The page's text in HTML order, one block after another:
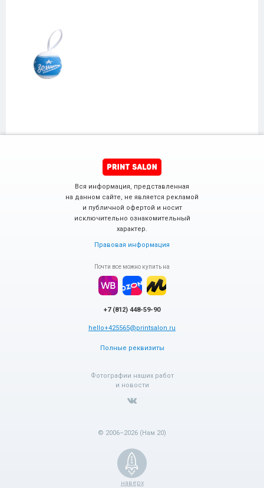
Вся информация, представленная
на данном сайте, не является рекламой
и публичной офертой и носит
исключительно ознакомительный
характер.
Правовая информация
Почти все можно купить на
+7 (812) 448-59-90
hello+425565@printsalon.ru
Полные реквизиты
Фотографии наших работ
и новости
© 2006–2026 (Нам 20)
наверх